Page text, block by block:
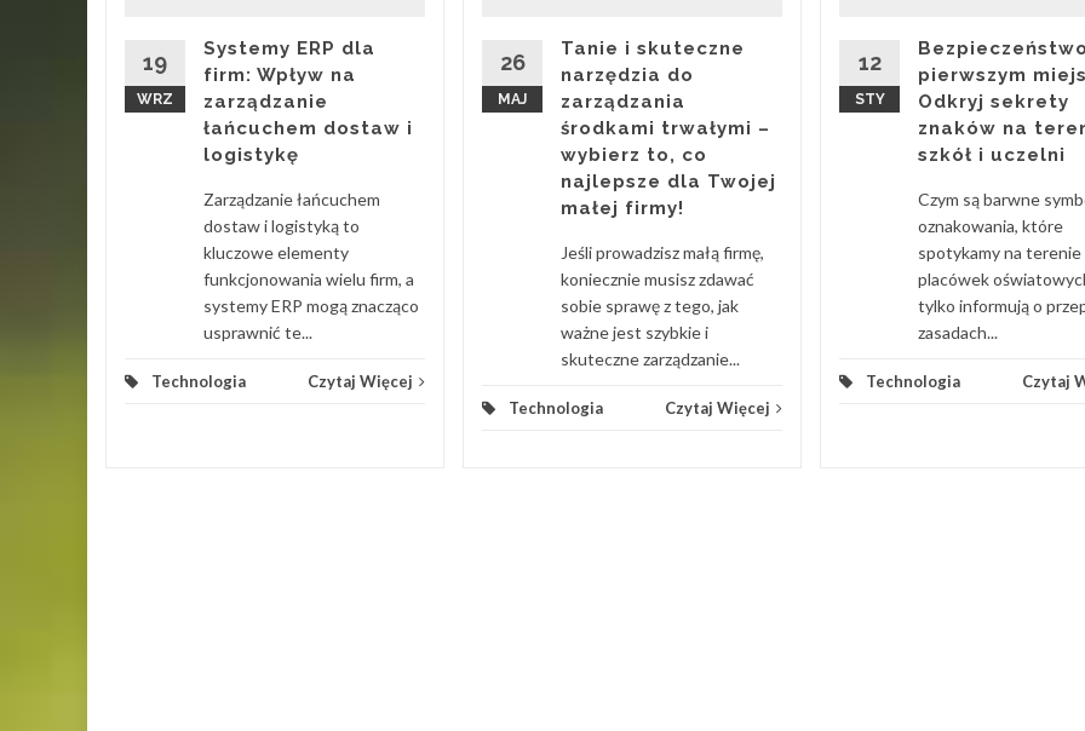
19
WRZ
Systemy ERP dla
firm: Wpływ na
zarządzanie
łańcuchem dostaw i
logistykę
Zarządzanie łańcuchem
dostaw i logistyką to
kluczowe elementy
funkcjonowania wielu firm, a
systemy ERP mogą znacząco
usprawnić te...
Technologia Czytaj Więcej
26
MAJ
Tanie i skuteczne
narzędzia do
zarządzania
środkami trwałymi –
wybierz to, co
najlepsze dla Twojej
małej firmy!
Jeśli prowadzisz małą firmę,
koniecznie musisz zdawać
sobie sprawę z tego, jak
ważne jest szybkie i
skuteczne zarządzanie...
Technologia Czytaj Więcej
12
STY
pierwszym
Odkryj sekrety
znaków na
szkół i uczelni
Czym są barwne
oznakowania, które
spotykamy na terenie
placówek
tylko informują o
zasadach...
Technologia Czytaj